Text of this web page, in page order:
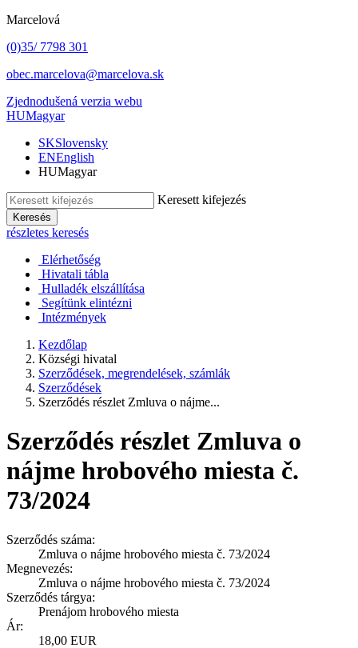
Marcelová
(0)35/ 7798 301
obec.marcelova@marcelova.sk
Zjednodušená verzia webu
HUMagyar
SKSlovensky
ENEnglish
HUMagyar
Keresett kifejezés
Keresés
részletes keresés
Elérhetőség
Hivatali tábla
Hulladék elszállítása
Segítünk elintézni
Intézmények
Kezdőlap
Községi hivatal
Szerződések, megrendelések, számlák
Szerződések
Szerződés részlet Zmluva o nájme...
Szerződés részlet Zmluva o
nájme hrobového miesta č.
73/2024
Szerződés száma:
Zmluva o nájme hrobového miesta č. 73/2024
Megnevezés:
Zmluva o nájme hrobového miesta č. 73/2024
Szerződés tárgya:
Prenájom hrobového miesta
Ár:
18,00 EUR